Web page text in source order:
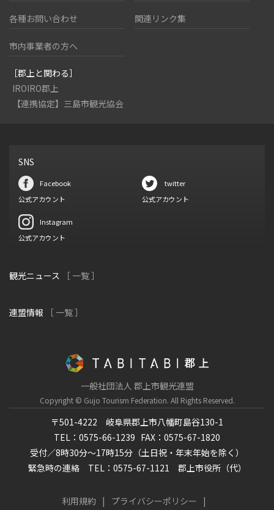
各種お問い合わせ 関連リンク集
市内事業者の方へ
［郡上と関わる］
IROIRO郡上
【連携協定】三島市観光協会
SNS
Facebook
公式アカウント
twitter
公式アカウント
Instagram
公式アカウント
観光ニュース ［ 一覧 ］
連盟情報 ［ 一覧 ］
一般社団法人 郡上市観光連盟
Copyright © Gujo Tourism Federation. All Rights Reserved.
〒501-4222 岐阜県郡上市八幡町島谷130-1
TEL：0575-66-1239 FAX：0575-67-1820
受付／8時30分～17時15分（土日祝・年末年始を除く）
緊急時の連絡 TEL：0575-67-1121 郡上市役所（代）
利用規約 プライバシーポリシー